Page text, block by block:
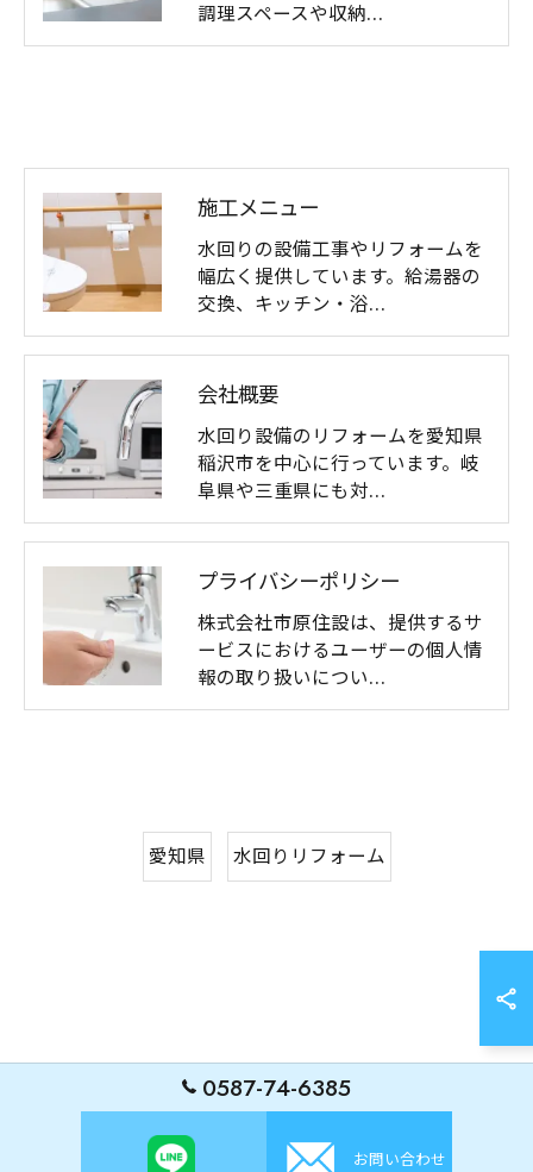
調理スペースや収納…
施工メニュー
水回りの設備工事やリフォームを
幅広く提供しています。給湯器の
交換、キッチン・浴…
会社概要
水回り設備のリフォームを愛知県
稲沢市を中心に行っています。岐
阜県や三重県にも対…
プライバシーポリシー
株式会社市原住設は、提供するサ
ービスにおけるユーザーの個人情
報の取り扱いについ…
愛知県 水回りリフォーム
0587-74-6385
お問い合わせ